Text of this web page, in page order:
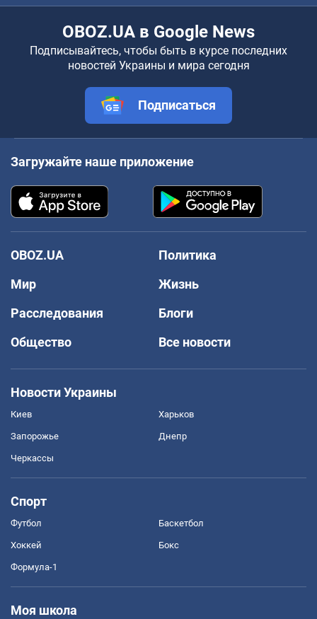
OBOZ.UA в Google News
Подписывайтесь, чтобы быть в курсе последних
новостей Украины и мира сегодня
Подписаться
Загружайте наше приложение
OBOZ.UA
Политика
Мир
Жизнь
Расследования
Блоги
Общество
Все новости
Новости Украины
Киев Харьков
Запорожье Днепр
Черкассы
Спорт
Футбол Баскетбол
Хоккей Бокс
Формула-1
Моя школа